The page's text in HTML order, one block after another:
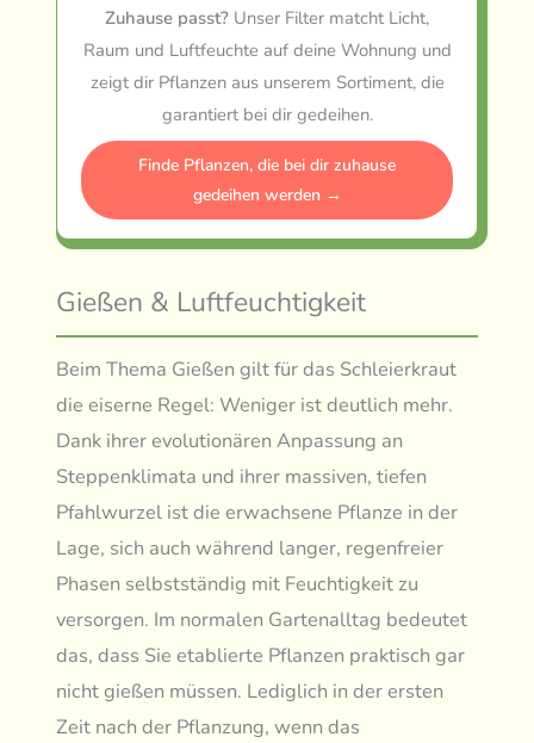
Zuhause passt? Unser Filter matcht Licht,
Raum und Luftfeuchte auf deine Wohnung und
zeigt dir Pflanzen aus unserem Sortiment, die
garantiert bei dir gedeihen.
Finde Pflanzen, die bei dir zuhause
gedeihen werden →
Gießen & Luftfeuchtigkeit
Beim Thema Gießen gilt für das Schleierkraut
die eiserne Regel: Weniger ist deutlich mehr.
Dank ihrer evolutionären Anpassung an
Steppenklimata und ihrer massiven, tiefen
Pfahlwurzel ist die erwachsene Pflanze in der
Lage, sich auch während langer, regenfreier
Phasen selbstständig mit Feuchtigkeit zu
versorgen. Im normalen Gartenalltag bedeutet
das, dass Sie etablierte Pflanzen praktisch gar
nicht gießen müssen. Lediglich in der ersten
Zeit nach der Pflanzung, wenn das